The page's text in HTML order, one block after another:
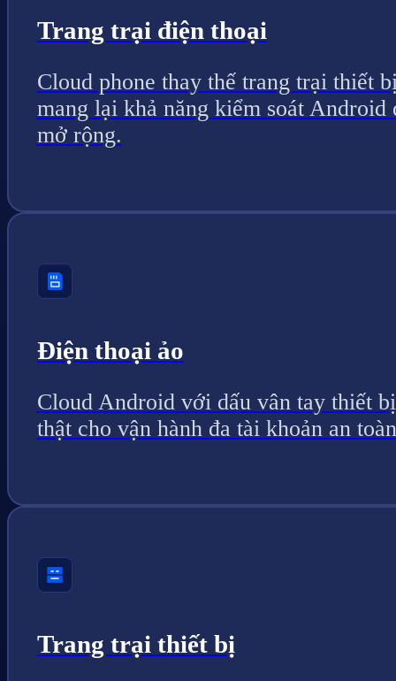
Trang trại điện thoại
Cloud phone thay thế trang trại thiết
mang lại khả năng kiểm soát Android
mở rộng.
Điện thoại ảo
Cloud Android với dấu vân tay thiết bị
thật cho vận hành đa tài khoản an
Trang trại thiết bị